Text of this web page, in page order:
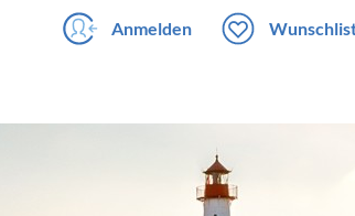
Anmelden